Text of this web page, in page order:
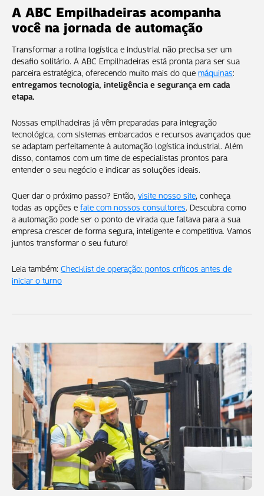
A ABC Empilhadeiras acompanha
você na jornada de automação
Transformar a rotina logística e industrial não precisa ser um
desafio solitário. A ABC Empilhadeiras está pronta para ser sua
parceira estratégica, oferecendo muito mais do quemáquinas:
entregamos tecnologia, inteligência e segurança em cada
etapa.
Nossas empilhadeiras já vêm preparadas para integração
tecnológica, com sistemas embarcados e recursos avançados que
se adaptam perfeitamente à automação logística industrial. Além
disso, contamos com um time de especialistas prontos para
entender o seu negócio e indicar as soluções ideais.
Quer dar o próximo passo? Então, visite nosso site, conheça
todas as opções efale com nossos consultores. Descubra como
a automação pode ser o ponto de virada que faltava para a sua
empresa crescer de forma segura, inteligente e competitiva. Vamos
juntos transformar o seu futuro!
Leia também: Checklist de operação: pontos críticos antes de
iniciar o turno